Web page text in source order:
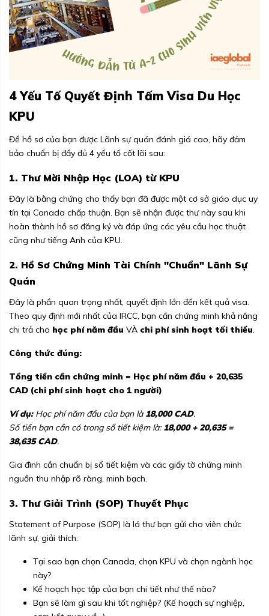
4 Yếu Tố Quyết Định Tấm Visa Du Học
KPU
Để hồ sơ của bạn được Lãnh sự quán đánh giá cao, hãy đảm
bảo chuẩn bị đầy đủ 4 yếu tố cốt lõi sau:
1. Thư Mời Nhập Học (LOA) từ KPU
Đây là bằng chứng cho thấy bạn đã được một cơ sở giáo dục uy
tín tại Canada chấp thuận. Bạn sẽ nhận được thư này sau khi
hoàn thành hồ sơ đăng ký và đáp ứng các yêu cầu học thuật
cũng như tiếng Anh của KPU.
2. Hồ Sơ Chứng Minh Tài Chính "Chuẩn" Lãnh Sự
Quán
Đây là phần quan trọng nhất, quyết định lớn đến kết quả visa.
Theo quy định mới nhất của IRCC, bạn cần chứng minh khả năng
chi trả cho học phí năm đầu VÀ chi phí sinh hoạt tối thiểu.
Công thức đúng:
Tổng tiền cần chứng minh = Học phí năm đầu + 20,635
CAD (chi phí sinh hoạt cho 1 người)
Ví dụ:Học phí năm đầu của bạn là 18,000 CAD.
Số tiền bạn cần có trong sổ tiết kiệm là: 18,000 + 20,635 =
38,635 CAD.
Gia đình cần chuẩn bị sổ tiết kiệm và các giấy tờ chứng minh
nguồn thu nhập rõ ràng, minh bạch.
3. Thư Giải Trình (SOP) Thuyết Phục
Statement of Purpose (SOP) là lá thư bạn gửi cho viên chức
lãnh sự, giải thích:
Tại sao bạn chọn Canada, chọn KPU và chọn ngành học
này?
Kế hoạch học tập của bạn chi tiết như thế nào?
Bạn sẽ làm gì sau khi tốt nghiệp? (Kế hoạch sự nghiệp,